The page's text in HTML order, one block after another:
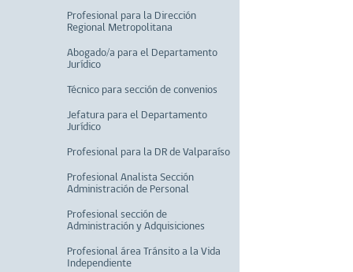
Profesional para la Dirección
Regional Metropolitana
Abogado/a para el Departamento
Jurídico
Técnico para sección de convenios
Jefatura para el Departamento
Jurídico
Profesional para la DR de Valparaíso
Profesional Analista Sección
Administración de Personal
Profesional sección de
Administración y Adquisiciones
Profesional área Tránsito a la Vida
Independiente